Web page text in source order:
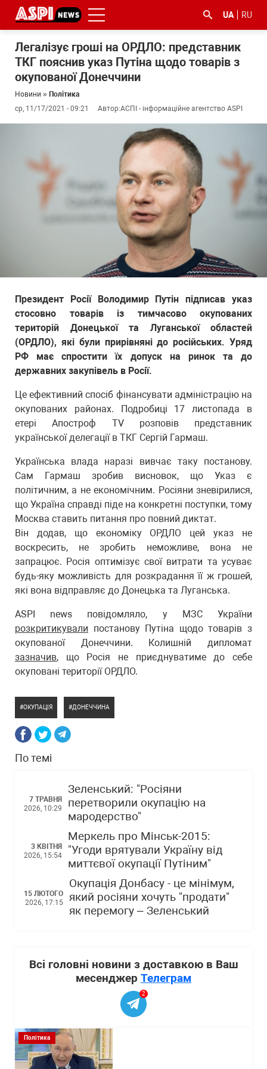
UA RU
Легалізує гроші на ОРДЛО: представник
ТКГ пояснив указ Путіна щодо товарів з
окупованої Донеччини
Новини » Політика
ср, 11/17/2021 - 09:21
Автор:АСПІ - інформаційне агентство ASPI
Президент Росії Володимир Путін підписав указ
стосовно товарів із тимчасово окупованих
територій Донецької та Луганської областей
(ОРДЛО), які були прирівняні до російських. Уряд
РФ має спростити їх допуск на ринок та до
державних закупівель в Росії.
Це ефективний спосіб фінансувати адміністрацію на
окупованих районах. Подробиці 17 листопада в
етері Апостроф TV розповів представник
української делегації в ТКГ Сергій Гармаш.
Українська влада наразі вивчає таку постанову.
Сам Гармаш зробив висновок, що Указ є
політичним, а не економічним. Росіяни зневірилися,
що Україна справді піде на конкретні поступки, тому
Москва ставить питання про повний диктат.
Він додав, що економіку ОРДЛО цей указ не
воскресить, не зробить неможливе, вона не
запрацює. Росія оптимізує свої витрати та усуває
будь-яку можливість для розкрадання її ж грошей,
які вона відправляє до Донецька та Луганська.
ASPI news повідомляло, у МЗС України
розкритикували постанову Путіна щодо товарів з
окупованої Донеччини. Колишній дипломат
зазначив, що Росія не приєднуватиме до себе
окуповані території ОРДЛО.
ОКУПАЦІЯ ДОНЕЧЧИНА
По темі
7 ТРАВНЯ
2026, 10:29
Зеленський: "Росіяни
перетворили окупацію на
мародерство"
3 КВІТНЯ
2026, 15:54
Меркель про Мінськ-2015:
"Угоди врятували Україну від
миттєвої окупації Путіним"
15 ЛЮТОГО
2026, 17:15
Окупація Донбасу - це мінімум,
який росіяни хочуть "продати"
як перемогу – Зеленський
Всі головні новини з доставкою в Ваш
месенджер Телеграм
2
Політика
корупцією
#Київ #коронавірус